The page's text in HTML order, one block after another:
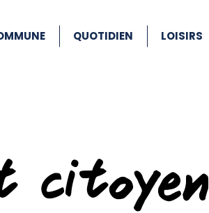
QUOTIDIEN LOISIRS